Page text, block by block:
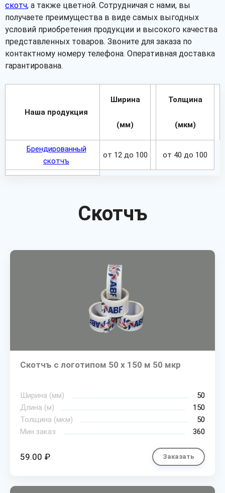
скотч, а также цветной. Сотрудничая с нами, вы
получаете преимущества в виде самых выгодных
условий приобретения продукции и высокого качества
представленных товаров. Звоните для заказа по
контактному номеру телефона. Оперативная доставка
гарантирована.
Наша продукция
Ширина
(мм)
Толщина
(мкм)
Брендированный
скотчъ
от 12 до 100 от 40 до 100
Скотчъ
Скотчъ с логотипом 50 х 150 м 50 мкр
Ширина (мм)
50
Длина (м)
150
Толщина (мкм)
50
Мин.заказ
360
59.00 ₽ Заказать